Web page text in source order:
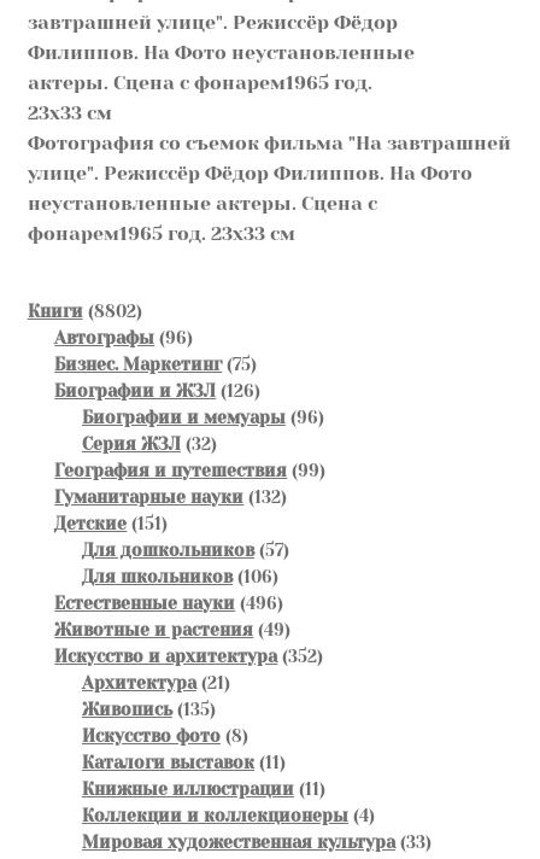
Фотография со съемок фильма "На завтрашней
улице". Режиссёр Фёдор Филиппов. На Фото
неустановленные актеры. Сцена с
фонарем1965 год. 23х33 см
Книги 88028802
товара
Автографы 9696
товаров
Бизнес. Маркетинг 7575
товаров
Биографии и ЖЗЛ 126126
товаров
Биографии и мемуары 9696
Серия ЖЗЛ 3232
товара
География и путешествия 9999
Гуманитарные науки 132132
Детские 151151
товар
Для дошкольников 5757
Для школьников 106106
товаров
Естественные науки 496496
товаров
Животные и растения 4949
товаров
Искусство и архитектура 352352
Архитектура 2121
Живопись 135135
товаров
Искусство фото 88
товаров
Каталоги выставок 1111
товаров
Книжные иллюстрации 1111
товаров
Коллекции и коллекционеры 44
товара
Мировая художественная культура 3333